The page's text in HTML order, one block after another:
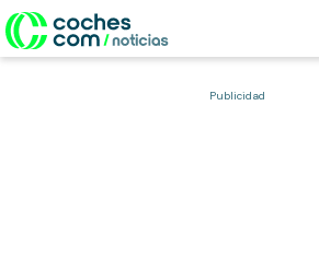
Publicidad